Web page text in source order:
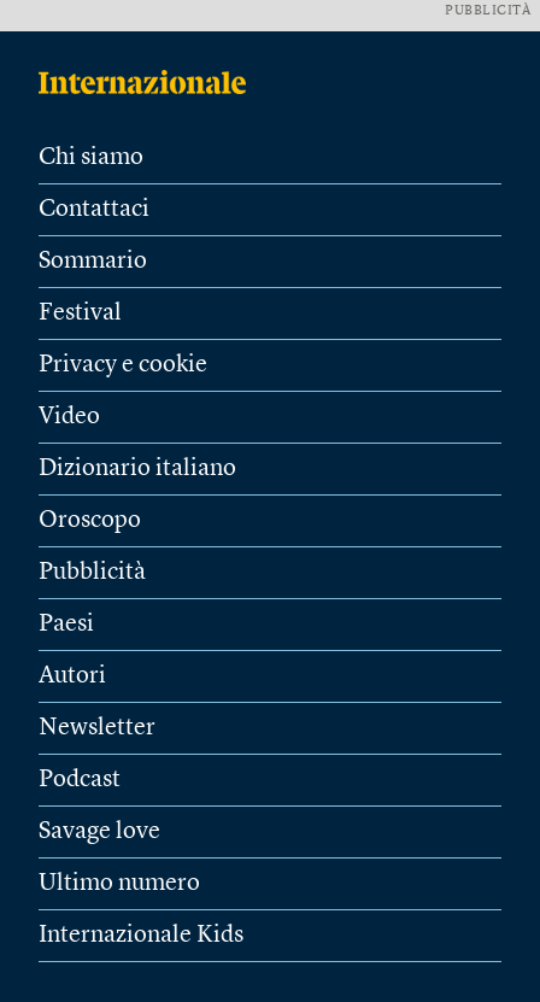
PUBBLICITÀ
Chi siamo
Contattaci
Sommario
Festival
Privacy e cookie
Video
Dizionario italiano
Oroscopo
Pubblicità
Paesi
Autori
Newsletter
Podcast
Savage love
Ultimo numero
Internazionale Kids